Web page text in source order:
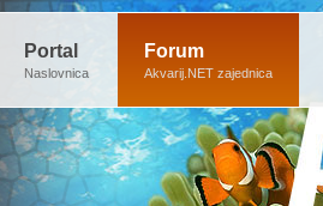
Portal
Naslovnica
Forum
Akvarij.NET zajednica